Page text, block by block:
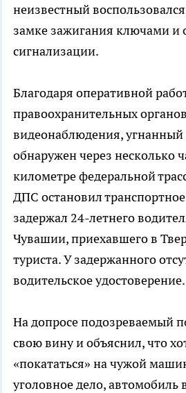
неизвестный
замке зажигания ключами и
сигнализации.
Благодаря оперативной
правоохранительных
видеонаблюдения,
обнаружен через несколько
километре федеральной
ДПС остановил
задержал 24-летнего
Чувашии, приехавшего в
туриста. У задержанного
водительское удостоверение.
На допросе подозреваемый
свою вину и объяснил, что
«покататься» на чужой
уголовное дело, автомобиль